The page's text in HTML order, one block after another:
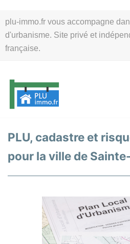
plu-immo.fr vous accompagne
d'urbanisme. Site privé et
française.
au
contenu
PLU, cadastre et
pour la ville de